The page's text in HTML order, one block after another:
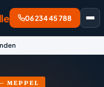
06 234 45 788
MEPPEL